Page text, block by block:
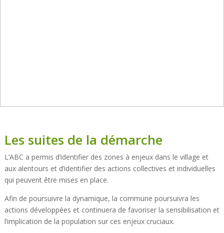
Les suites de la démarche
L’ABC a permis d’identifier des zones à enjeux dans le village et
aux alentours et d’identifier des actions collectives et individuelles
qui peuvent être mises en place.
Afin de poursuivre la dynamique, la commune poursuivra les
actions développées et continuera de favoriser la sensibilisation et
l’implication de la population sur ces enjeux cruciaux.